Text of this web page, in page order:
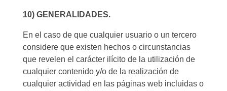
10) GENERALIDADES.
En el caso de que cualquier usuario o un tercero
considere que existen hechos o circunstancias
que revelen el carácter ilícito de la utilización de
cualquier contenido y/o de la realización de
cualquier actividad en las páginas web incluidas o